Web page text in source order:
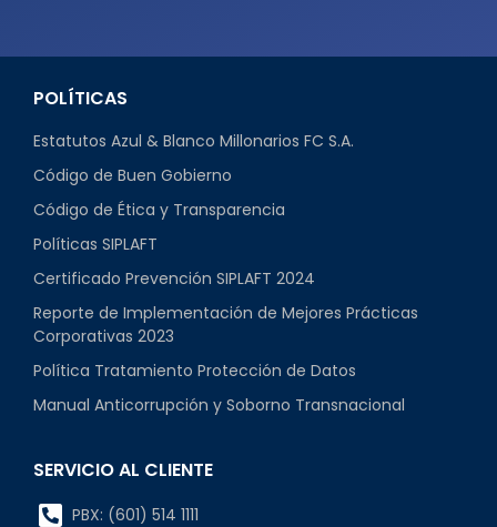
POLÍTICAS
Estatutos Azul & Blanco Millonarios FC S.A.
Código de Buen Gobierno
Código de Ética y Transparencia
Políticas SIPLAFT
Certificado Prevención SIPLAFT 2024
Reporte de Implementación de Mejores Prácticas
Corporativas 2023
Política Tratamiento Protección de Datos
Manual Anticorrupción y Soborno Transnacional
SERVICIO AL CLIENTE
PBX: (601) 514 1111